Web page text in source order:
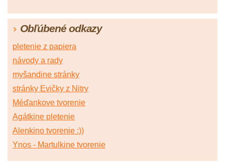
Obľúbené odkazy
pletenie z papiera
návody a rady
myšandine stránky
stránky Evičky z Nitry
Méďankove tvorenie
Agátkine pletenie
Alenkino tvorenie :))
Ynos - Martulkine tvorenie